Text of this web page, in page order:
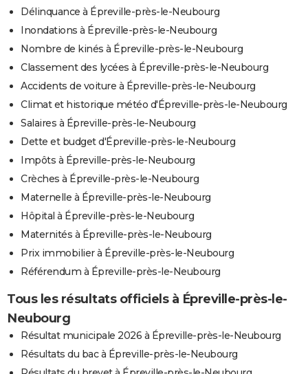
Délinquance à Épreville-près-le-Neubourg
Inondations à Épreville-près-le-Neubourg
Nombre de kinés à Épreville-près-le-Neubourg
Classement des lycées à Épreville-près-le-Neubourg
Accidents de voiture à Épreville-près-le-Neubourg
Climat et historique météo d'Épreville-près-le-Neubourg
Salaires à Épreville-près-le-Neubourg
Dette et budget d'Épreville-près-le-Neubourg
Impôts à Épreville-près-le-Neubourg
Crèches à Épreville-près-le-Neubourg
Maternelle à Épreville-près-le-Neubourg
Hôpital à Épreville-près-le-Neubourg
Maternités à Épreville-près-le-Neubourg
Prix immobilier à Épreville-près-le-Neubourg
Référendum à Épreville-près-le-Neubourg
Tous les résultats officiels à Épreville-près-le-
Neubourg
Résultat municipale 2026 à Épreville-près-le-Neubourg
Résultats du bac à Épreville-près-le-Neubourg